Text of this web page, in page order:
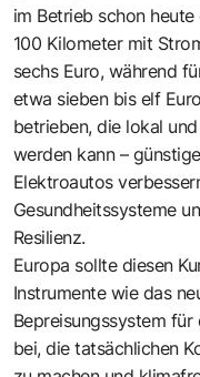
im Betrieb schon
100 Kilometer mit
sechs Euro, während
etwa sieben bis elf
betrieben, die lokal
werden kann –
Elektroautos
Gesundheitssysteme
Resilienz.
Europa sollte diesen
Instrumente wie das
Bepreisungssystem
bei, die tatsächlichen